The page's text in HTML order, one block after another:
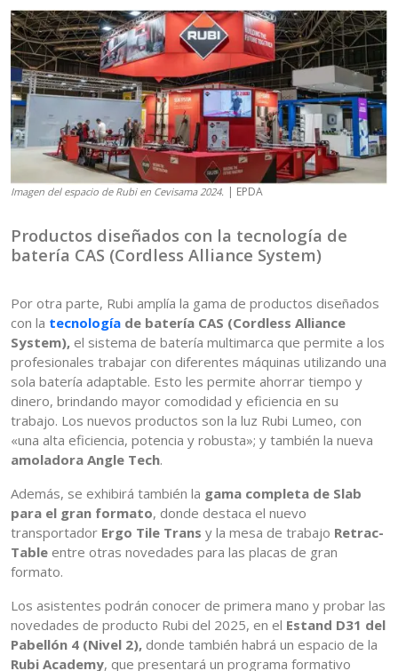
Imagen del espacio de Rubi en Cevisama 2024. | EPDA
Productos diseñados con la tecnología de
batería CAS (Cordless Alliance System)
Por otra parte, Rubi amplía la gama de productos diseñados
con la tecnología de batería CAS (Cordless Alliance
System), el sistema de batería multimarca que permite a los
profesionales trabajar con diferentes máquinas utilizando una
sola batería adaptable. Esto les permite ahorrar tiempo y
dinero, brindando mayor comodidad y eficiencia en su
trabajo. Los nuevos productos son la luz Rubi Lumeo, con
«una alta eficiencia, potencia y robusta»; y también la nueva
amoladora Angle Tech.
Además, se exhibirá también la gama completa de Slab
para el gran formato, donde destaca el nuevo
transportador Ergo Tile Trans y la mesa de trabajo Retrac-
Table entre otras novedades para las placas de gran
formato.
Los asistentes podrán conocer de primera mano y probar las
novedades de producto Rubi del 2025, en el Estand D31 del
Pabellón 4 (Nivel 2), donde también habrá un espacio de la
Rubi Academy, que presentará un programa formativo